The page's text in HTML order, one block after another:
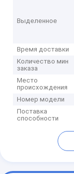
Выделенное
Время доставки
Количество мин
заказа
Место
происхождения
Номер модели
Поставка
способности